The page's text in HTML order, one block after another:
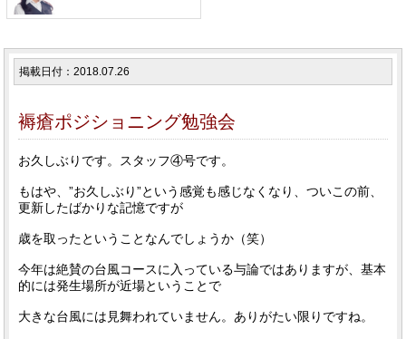
掲載日付：2018.07.26
褥瘡ポジショニング勉強会
お久しぶりです。スタッフ④号です。
もはや、”お久しぶり”という感覚も感じなくなり、ついこの前、
更新したばかりな記憶ですが
歳を取ったということなんでしょうか（笑）
今年は絶賛の台風コースに入っている与論ではありますが、基本
的には発生場所が近場ということで
大きな台風には見舞われていません。ありがたい限りですね。